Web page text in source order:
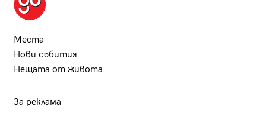
Места
Нови събития
Нещата от живота
За реклама